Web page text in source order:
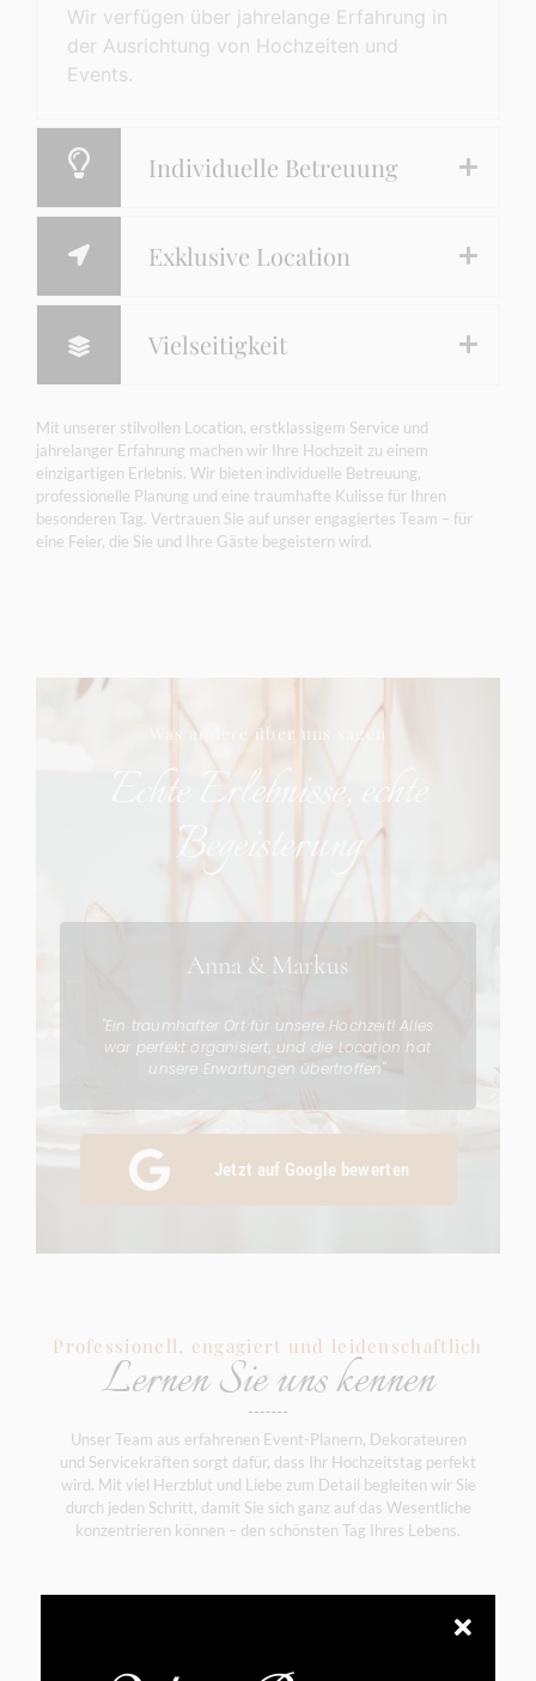
Wir verfügen über jahrelange Erfahrung in
der Ausrichtung von Hochzeiten und
Events.
Individuelle Betreuung
Exklusive Location
Vielseitigkeit
Mit unserer stilvollen Location, erstklassigem Service und
jahrelanger Erfahrung machen wir Ihre Hochzeit zu einem
einzigartigen Erlebnis. Wir bieten individuelle Betreuung,
professionelle Planung und eine traumhafte Kulisse für Ihren
besonderen Tag. Vertrauen Sie auf unser engagiertes Team – für
eine Feier, die Sie und Ihre Gäste begeistern wird.
Was andere über uns sagen
Echte Erlebnisse, echte
Begeisterung
Anna & Markus
"Ein traumhafter Ort für unsere Hochzeit! Alles
war perfekt organisiert, und die Location hat
unsere Erwartungen übertroffen"
Jetzt auf Google bewerten
Professionell, engagiert und leidenschaftlich
Lernen Sie uns kennen
Unser Team aus erfahrenen Event-Planern, Dekorateuren
und Servicekräften sorgt dafür, dass Ihr Hochzeitstag perfekt
wird. Mit viel Herzblut und Liebe zum Detail begleiten wir Sie
durch jeden Schritt, damit Sie sich ganz auf das Wesentliche
konzentrieren können – den schönsten Tag Ihres Lebens.